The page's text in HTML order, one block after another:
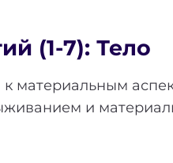
(1-7): Тело
материальным
и